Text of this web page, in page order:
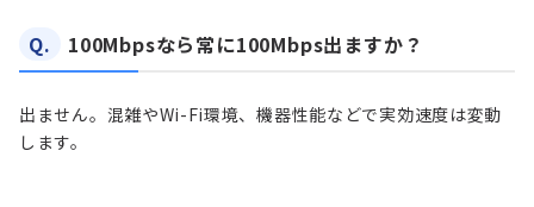
Q. 100Mbpsなら常に100Mbps出ますか？
出ません。混雑やWi-Fi環境、機器性能などで実効速度は変動
します。